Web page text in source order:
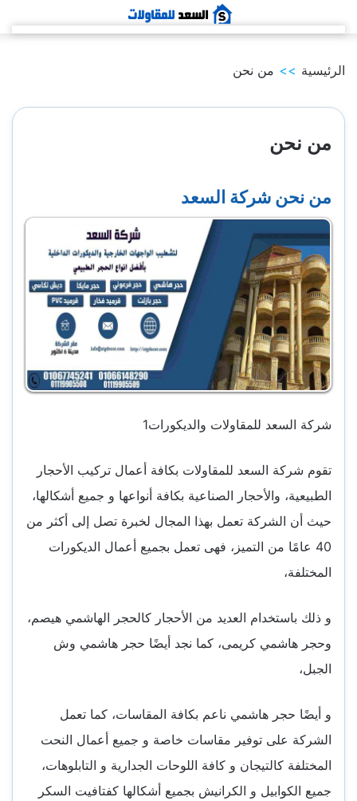
إلى
المحتوى
الرئيسية >> من نحن
من نحن
من نحن شركة السعد
شركة السعد للمقاولات والديكورات1
تقوم شركة السعد للمقاولات بكافة أعمال تركيب الأحجار
الطبيعية، والأحجار الصناعية بكافة أنواعها و جميع أشكالها،
حيث أن الشركة تعمل بهذا المجال لخبرة تصل إلى أكثر من
40 عامًا من التميز، فهى تعمل بجميع أعمال الديكورات
المختلفة،
و ذلك باستخدام العديد من الأحجار كالحجر الهاشمي هيصم،
وحجر هاشمي كريمى، كما نجد أيضًا حجر هاشمي وش
الجبل،
و أيضًا حجر هاشمي ناعم بكافة المقاسات، كما تعمل
الشركة على توفير مقاسات خاصة و جميع أعمال النحت
المختلفة كالتيجان و كافة اللوحات الجدارية و التابلوهات،
جميع الكوابيل و الكرانيش بجميع أشكالها كفتافيت السكر